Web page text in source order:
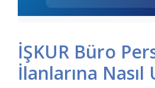
İŞKUR Büro
İlanlarına Nasıl